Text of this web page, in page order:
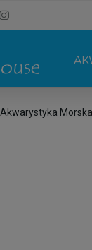
Akwarystyka Morska